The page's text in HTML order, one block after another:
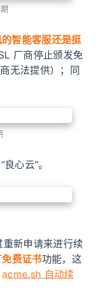
智能客服还是挺
厂商停止颁发免
无法提供）；同
心云”。
新申请来进行续
免费证书功能，这
acme.sh 自动续